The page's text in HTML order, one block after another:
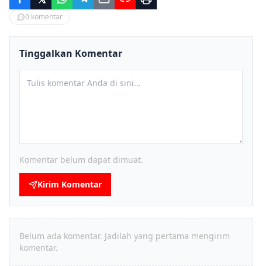
0 komentar
Tinggalkan Komentar
Komentar belum dapat dimuat.
Kirim Komentar
Belum ada komentar. Jadilah yang pertama mengirim
komentar.